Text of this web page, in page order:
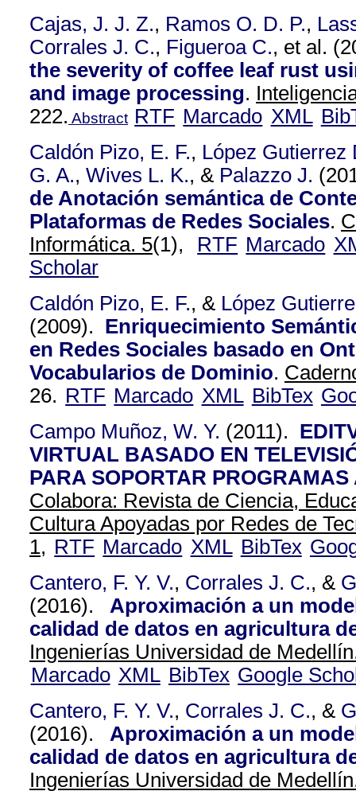
Cajas, J. J. Z., Ramos O. D. P.,
Corrales J. C., Figueroa C., et al.
the severity of coffee leaf rust
and image processing.
222. Abstract RTF Marcado XML
Caldón Pizo, E. F., López Gutierrez
G. A., Wives L. K., & Palazzo J.
de Anotación semántica de
Plataformas de Redes Sociales.
Informática. 5(1), RTF Marcado
Scholar
Caldón Pizo, E. F., & López
(2009). Enriquecimiento
en Redes Sociales basado en
Vocabularios de Dominio.
26. RTF Marcado XML BibTex
Campo Muñoz, W. Y. (2011).
VIRTUAL BASADO EN
PARA SOPORTAR PROGRAMAS
Colabora: Revista de Ciencia,
Cultura Apoyadas por Redes de
1, RTF Marcado XML BibTex
Cantero, F. Y. V., Corrales J. C., &
(2016).
Aproximación a un
calidad de datos en agricultura
Ingenierías Universidad de
Marcado XML BibTex Google
Cantero, F. Y. V., Corrales J. C., &
(2016).
Aproximación a un
calidad de datos en agricultura
Ingenierías Universidad de